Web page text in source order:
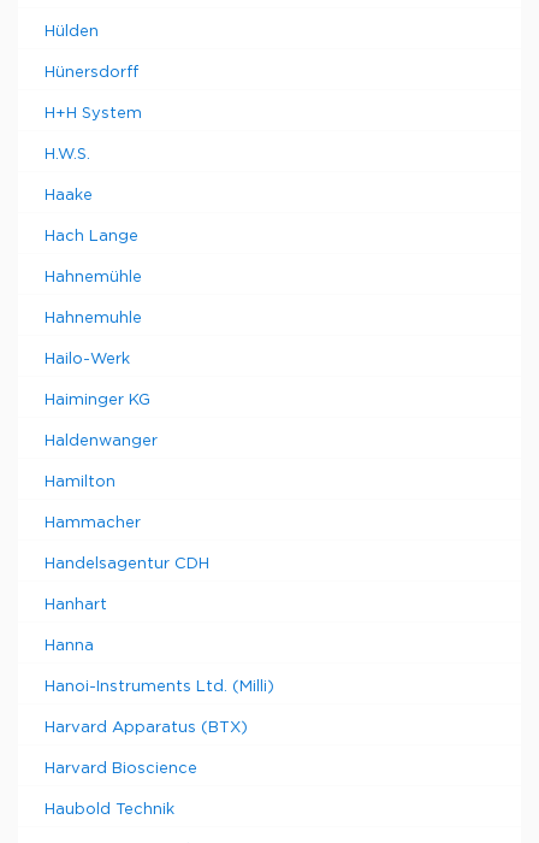
Hülden
Hünersdorff
H+H System
H.W.S.
Haake
Hach Lange
Hahnemühle
Hahnemuhle
Hailo-Werk
Haiminger KG
Haldenwanger
Hamilton
Hammacher
Handelsagentur CDH
Hanhart
Hanna
Hanoi-Instruments Ltd. (Milli)
Harvard Apparatus (BTX)
Harvard Bioscience
Haubold Technik